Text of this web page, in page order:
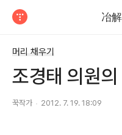
冶
머리 채우기
조경태 의원
꾹작가 2012. 7. 19. 18:09